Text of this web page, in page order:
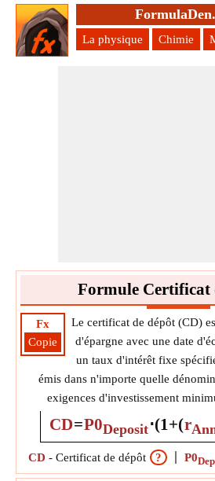
La physique Chimie
Formule Certificat
Fx
Copie
Le certificat de dépôt (CD)
d'épargne avec une date
un taux d'intérêt fixe
émis dans n'importe quelle
exigences d'investissement
CD=P0Deposit⋅(1+(r
CD - Certificat de dépôt ? P0